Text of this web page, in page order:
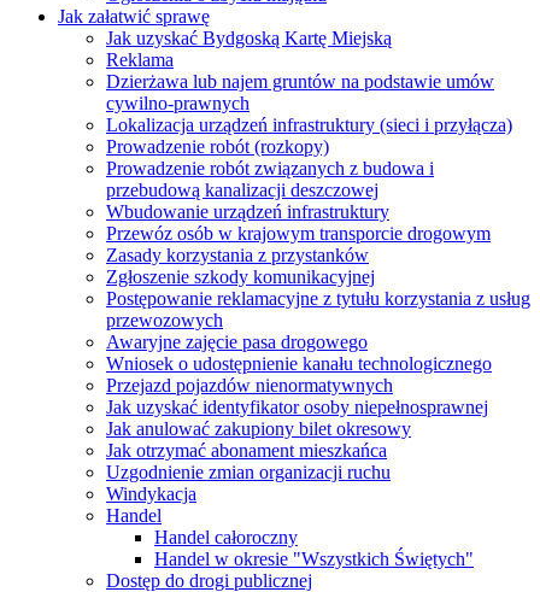
Jak załatwić sprawę
Jak uzyskać Bydgoską Kartę Miejską
Reklama
Dzierżawa lub najem gruntów na podstawie umów
cywilno-prawnych
Lokalizacja urządzeń infrastruktury (sieci i przyłącza)
Prowadzenie robót (rozkopy)
Prowadzenie robót związanych z budowa i
przebudową kanalizacji deszczowej
Wbudowanie urządzeń infrastruktury
Przewóz osób w krajowym transporcie drogowym
Zasady korzystania z przystanków
Zgłoszenie szkody komunikacyjnej
Postępowanie reklamacyjne z tytułu korzystania z usług
przewozowych
Awaryjne zajęcie pasa drogowego
Wniosek o udostępnienie kanału technologicznego
Przejazd pojazdów nienormatywnych
Jak uzyskać identyfikator osoby niepełnosprawnej
Jak anulować zakupiony bilet okresowy
Jak otrzymać abonament mieszkańca
Uzgodnienie zmian organizacji ruchu
Windykacja
Handel
Handel całoroczny
Handel w okresie "Wszystkich Świętych"
Dostęp do drogi publicznej